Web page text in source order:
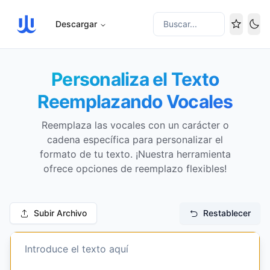
Descargar Buscar...
Personaliza el Texto
Reemplazando Vocales
Reemplaza las vocales con un carácter o
cadena específica para personalizar el
formato de tu texto. ¡Nuestra herramienta
ofrece opciones de reemplazo flexibles!
Subir Archivo Restablecer